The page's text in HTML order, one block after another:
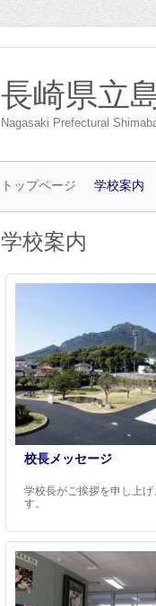
長崎県立
Nagasaki Prefectural
トップページ 学校案内
学校案内
校長メッセージ
学校長がご挨拶を申し上げ
す。